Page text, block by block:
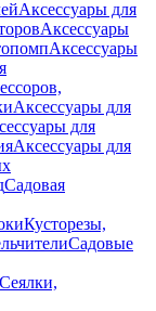
Аксессуары для
Аксессуары
Аксессуары
Аксессуары для
для
Аксессуары для
Садовая
Кусторезы,
Садовые
Сеялки,